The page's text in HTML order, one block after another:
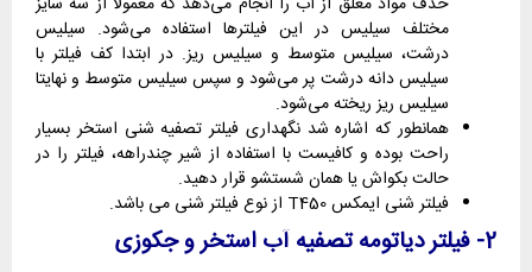
مختلف سیلیس در این فیلترها استفاده می‌شود. سیلیس
درشت، سیلیس متوسط و سیلیس ریز. در ابتدا کف فیلتر با
سیلیس دانه درشت پر می‌شود و سپس سیلیس متوسط و نهایتا
سیلیس ریز ریخته می‌شود.
همانطور که اشاره شد نگهداری فیلتر تصفیه شنی استخر بسیار
راحت بوده و کافیست با استفاده از شیر چندراهه، فیلتر را در
حالت بکواش یا همان شستشو قرار دهید.
فیلتر شنی ایمکس T450 از نوع فیلتر شنی می باشد.
2- فیلتر دیاتومه تصفیه آب استخر و جکوزی